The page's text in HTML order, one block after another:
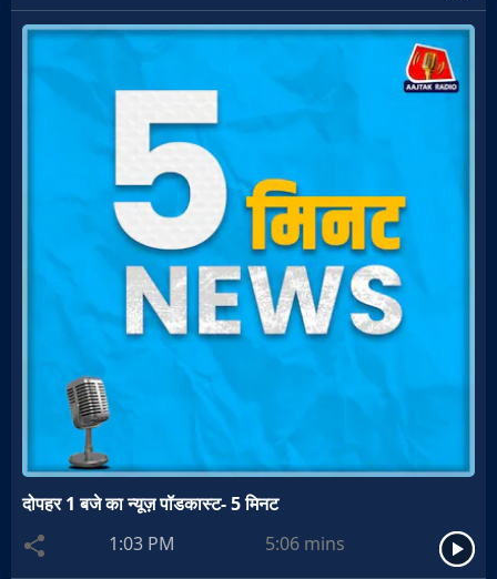
दोपहर 1 बजे का न्यूज़ पॉडकास्ट- 5 मिनट
1:03 PM
5:06 mins